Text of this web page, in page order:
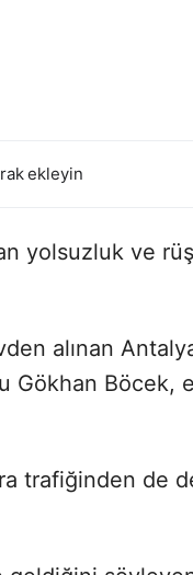
ekleyin
yolsuzluk ve
alınan
Gökhan Böcek,
trafiğinden de